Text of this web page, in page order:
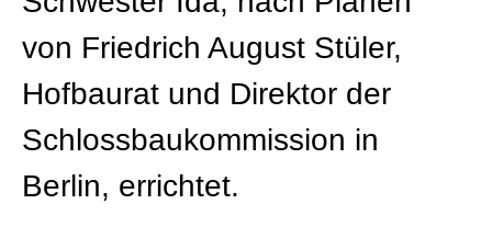
von Friedrich August Stüler,
Hofbaurat und Direktor der
Schlossbaukommission in
Berlin, errichtet.